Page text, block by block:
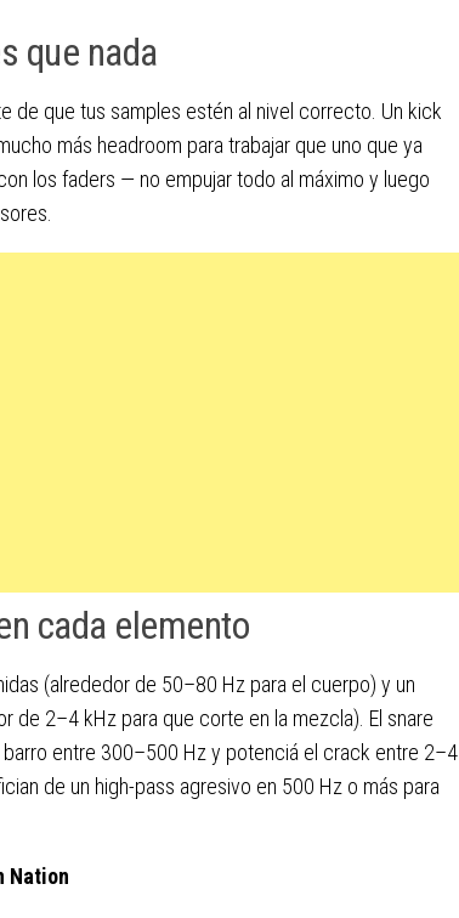
que nada
de que tus samples estén al nivel correcto. Un kick
más headroom para trabajar que uno que ya
los faders — no empujar todo al máximo y luego
cada elemento
(alrededor de 50–80 Hz para el cuerpo) y un
de 2–4 kHz para que corte en la mezcla). El snare
entre 300–500 Hz y potenciá el crack entre 2–4
de un high-pass agresivo en 500 Hz o más para
Nation